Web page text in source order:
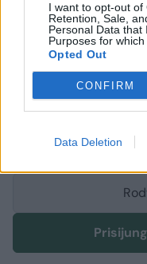
I want to opt-out of
Retention, Sale,
Personal Data that
Purposes for which
Opted Out
CONFIRM
Data Deletion
Komentuoti po
Komentuoti gali tik
Prisijunkite prie
bendruomenės ir